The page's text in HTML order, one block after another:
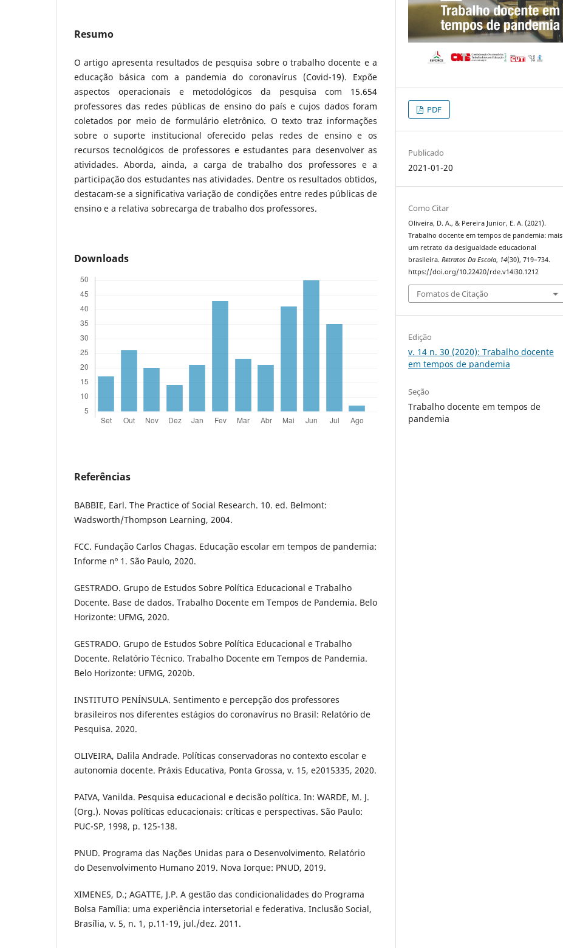
Resumo
O artigo apresenta resultados de pesquisa sobre o trabalho docente e a
educação básica com a pandemia do coronavírus (Covid-19). Expõe
aspectos operacionais e metodológicos da pesquisa com 15.654
professores das redes públicas de ensino do país e cujos dados foram
coletados por meio de formulário eletrônico. O texto traz informações
sobre o suporte institucional oferecido pelas redes de ensino e os
recursos tecnológicos de professores e estudantes para desenvolver as
atividades. Aborda, ainda, a carga de trabalho dos professores e a
participação dos estudantes nas atividades. Dentre os resultados obtidos,
destacam-se a significativa variação de condições entre redes públicas de
ensino e a relativa sobrecarga de trabalho dos professores.
Downloads
Referências
BABBIE, Earl. The Practice of Social Research. 10. ed. Belmont:
Wadsworth/Thompson Learning, 2004.
FCC. Fundação Carlos Chagas. Educação escolar em tempos de pandemia:
Informe nº 1. São Paulo, 2020.
GESTRADO. Grupo de Estudos Sobre Política Educacional e Trabalho
Docente. Base de dados. Trabalho Docente em Tempos de Pandemia. Belo
Horizonte: UFMG, 2020.
GESTRADO. Grupo de Estudos Sobre Política Educacional e Trabalho
Docente. Relatório Técnico. Trabalho Docente em Tempos de Pandemia.
Belo Horizonte: UFMG, 2020b.
INSTITUTO PENÍNSULA. Sentimento e percepção dos professores
brasileiros nos diferentes estágios do coronavírus no Brasil: Relatório de
Pesquisa. 2020.
OLIVEIRA, Dalila Andrade. Políticas conservadoras no contexto escolar e
autonomia docente. Práxis Educativa, Ponta Grossa, v. 15, e2015335, 2020.
PAIVA, Vanilda. Pesquisa educacional e decisão política. In: WARDE, M. J.
(Org.). Novas políticas educacionais: críticas e perspectivas. São Paulo:
PUC-SP, 1998, p. 125-138.
PNUD. Programa das Nações Unidas para o Desenvolvimento. Relatório
do Desenvolvimento Humano 2019. Nova Iorque: PNUD, 2019.
XIMENES, D.; AGATTE, J.P. A gestão das condicionalidades do Programa
Bolsa Família: uma experiência intersetorial e federativa. Inclusão Social,
Brasília, v. 5, n. 1, p.11-19, jul./dez. 2011.
PDF
Publicado
2021-01-20
Como Citar
Oliveira, D. A., & Pereira Junior, E. A. (2021).
Trabalho docente em tempos de pandemia: mais
um retrato da desigualdade educacional
brasileira.Retratos Da Escola, 14(30), 719–734.
https://doi.org/10.22420/rde.v14i30.1212
Fomatos de Citação
Edição
v. 14 n. 30 (2020): Trabalho docente
em tempos de pandemia
Seção
Trabalho docente em tempos de
pandemia